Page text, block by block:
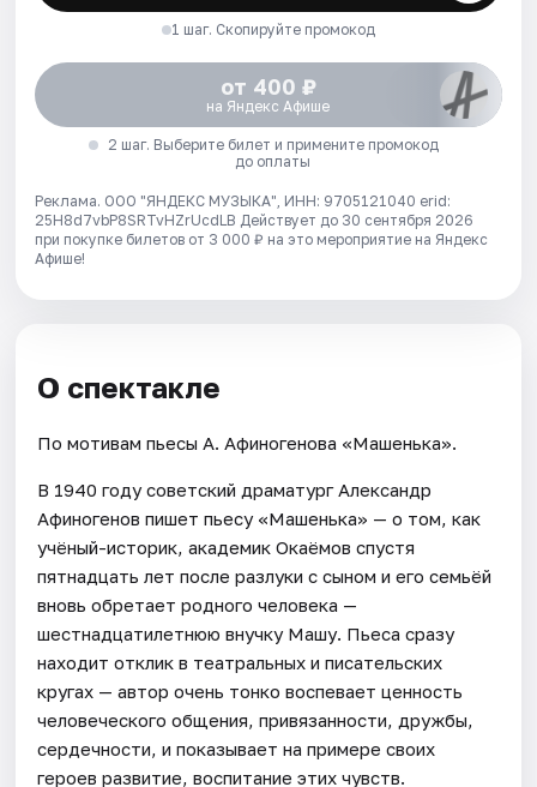
1 шаг. Скопируйте промокод
от 400 ₽
на Яндекс Афише
2 шаг. Выберите билет и примените промокод
до оплаты
Реклама. ООО "ЯНДЕКС МУЗЫКА", ИНН: 9705121040 erid:
25H8d7vbP8SRTvHZrUcdLB Действует до 30 сентября 2026
при покупке билетов от 3 000 ₽ на это мероприятие на Яндекс
Афише!
О спектакле
По мотивам пьесы А. Афиногенова «Машенька».
В 1940 году советский драматург Александр
Афиногенов пишет пьесу «Машенька» — о том, как
учёный-историк, академик Окаёмов спустя
пятнадцать лет после разлуки с сыном и его семьёй
вновь обретает родного человека —
шестнадцатилетнюю внучку Машу. Пьеса сразу
находит отклик в театральных и писательских
кругах — автор очень тонко воспевает ценность
человеческого общения, привязанности, дружбы,
сердечности, и показывает на примере своих
героев развитие, воспитание этих чувств.